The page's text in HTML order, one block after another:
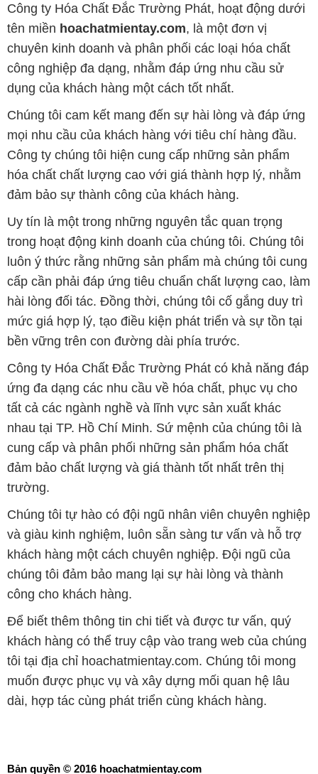
Công ty Hóa Chất Đắc Trường Phát, hoạt động dưới
tên miền hoachatmientay.com, là một đơn vị
chuyên kinh doanh và phân phối các loại hóa chất
công nghiệp đa dạng, nhằm đáp ứng nhu cầu sử
dụng của khách hàng một cách tốt nhất.
Chúng tôi cam kết mang đến sự hài lòng và đáp ứng
mọi nhu cầu của khách hàng với tiêu chí hàng đầu.
Công ty chúng tôi hiện cung cấp những sản phẩm
hóa chất chất lượng cao với giá thành hợp lý, nhằm
đảm bảo sự thành công của khách hàng.
Uy tín là một trong những nguyên tắc quan trọng
trong hoạt động kinh doanh của chúng tôi. Chúng tôi
luôn ý thức rằng những sản phẩm mà chúng tôi cung
cấp cần phải đáp ứng tiêu chuẩn chất lượng cao, làm
hài lòng đối tác. Đồng thời, chúng tôi cố gắng duy trì
mức giá hợp lý, tạo điều kiện phát triển và sự tồn tại
bền vững trên con đường dài phía trước.
Công ty Hóa Chất Đắc Trường Phát có khả năng đáp
ứng đa dạng các nhu cầu về hóa chất, phục vụ cho
tất cả các ngành nghề và lĩnh vực sản xuất khác
nhau tại TP. Hồ Chí Minh. Sứ mệnh của chúng tôi là
cung cấp và phân phối những sản phẩm hóa chất
đảm bảo chất lượng và giá thành tốt nhất trên thị
trường.
Chúng tôi tự hào có đội ngũ nhân viên chuyên nghiệp
và giàu kinh nghiệm, luôn sẵn sàng tư vấn và hỗ trợ
khách hàng một cách chuyên nghiệp. Đội ngũ của
chúng tôi đảm bảo mang lại sự hài lòng và thành
công cho khách hàng.
Để biết thêm thông tin chi tiết và được tư vấn, quý
khách hàng có thể truy cập vào trang web của chúng
tôi tại địa chỉ hoachatmientay.com. Chúng tôi mong
muốn được phục vụ và xây dựng mối quan hệ lâu
dài, hợp tác cùng phát triển cùng khách hàng.
Bản quyền © 2016 hoachatmientay.com